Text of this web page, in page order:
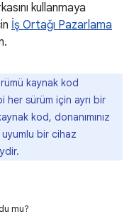
kullanmaya
İş Ortağı Pazarlama
kaynak kod
her sürüm için ayrı bir
kod, donanımınız
bir cihaz
mu?